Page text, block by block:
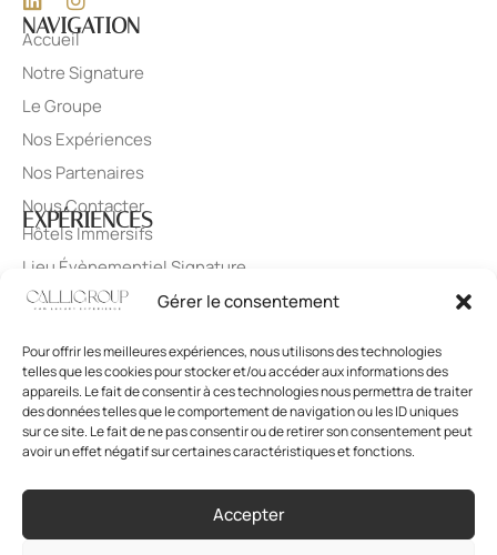
Gérer le consentement
Pour offrir les meilleures expériences, nous utilisons des technologies
telles que les cookies pour stocker et/ou accéder aux informations des
appareils. Le fait de consentir à ces technologies nous permettra de traiter
des données telles que le comportement de navigation ou les ID uniques
sur ce site. Le fait de ne pas consentir ou de retirer son consentement peut
avoir un effet négatif sur certaines caractéristiques et fonctions.
Accepter
NAVIGATION
Accueil
Notre Signature
Le Groupe
Nos Expériences
Nos Partenaires
Nous Contacter
EXPÉRIENCES
Hôtels Immersifs
Lieu Évènementiel Signature
Art de Vivre
DESTINATIONS
Solèna
ROCA MAYA
Felipe Quinto
La Clotte Fontane